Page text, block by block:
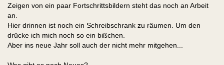
Zeigen von ein paar Fortschrittsbildern steht das noch an Arbeit
an.
Hier drinnen ist noch ein Schreibschrank zu räumen. Um den
drücke ich mich noch so ein bißchen.
Aber ins neue Jahr soll auch der nicht mehr mitgehen...